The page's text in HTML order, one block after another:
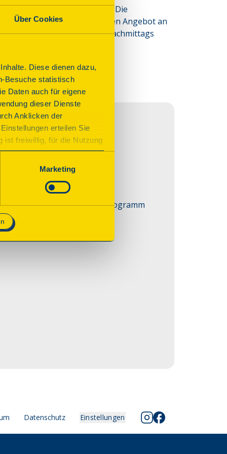
Über Cookies
Diese dienen dazu,
Besuche statistisch
Daten auch für eigene
dieser Dienste
Anklicken der
erteilen Sie
ist freiwillig, für die Nutzung
Sie das Consent Tool
notwendig und für den
Marketing
Altona-Ost. Die
mit einem vielfältigen Angebot an
hält die Kirche nachmittags
wird in Gestalt und Programm
Datenschutz Einstellungen